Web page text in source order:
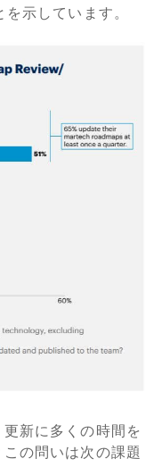
示しています。
新に多くの時間を
の問いは次の課題